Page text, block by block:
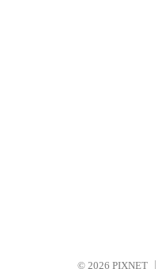
© 2026 PIXNET